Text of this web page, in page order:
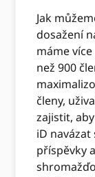
Jak
dosažení
máme
než 900
členy,
zajistit,
iD
příspěvky